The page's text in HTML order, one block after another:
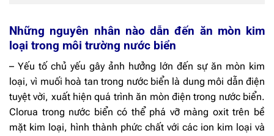
Những nguyên nhân nào dẫn đến ăn mòn kim
loại trong môi trường nước biển
– Yếu tố chủ yếu gây ảnh hưởng lớn đến sự ăn mòn kim
loại, vì muối hoà tan trong nước biển là dung môi dẫn điện
tuyệt vời, xuất hiện quá trình ăn mòn điện trong nước biển.
Clorua trong nước biển có thể phá vỡ màng oxit trên bề
mặt kim loại, hình thành phức chất với các ion kim loại và